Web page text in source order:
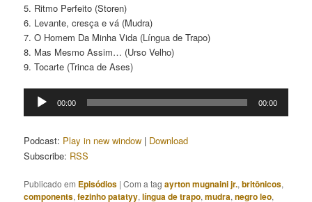
5. Ritmo Perfeito (Storen)
6. Levante, cresça e vá (Mudra)
7. O Homem Da Minha Vida (Língua de Trapo)
8. Mas Mesmo Assim… (Urso Velho)
9. Tocarte (Trinca de Ases)
Tocador
00:00 00:00
Podcast: Play in new window | Download
Subscribe: RSS
Publicado em Episódios |Com a tagayrton mugnaini jr.,britônicos,
components,fezinho patatyy,língua de trapo,mudra,negro leo,